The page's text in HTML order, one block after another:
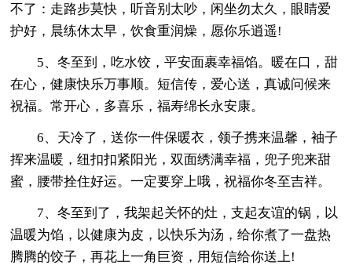
不了：走路步莫快，听音别太吵，闲坐勿太久，眼睛爱
护好，晨练休太早，饮食重润燥，愿你乐逍遥!
5、冬至到，吃水饺，平安面裹幸福馅。暖在口，甜
在心，健康快乐万事顺。短信传，爱心送，真诚问候来
祝福。常开心，多喜乐，福寿绵长永安康。
6、天冷了，送你一件保暖衣，领子携来温馨，袖子
挥来温暖，纽扣扣紧阳光，双面绣满幸福，兜子兜来甜
蜜，腰带拴住好运。一定要穿上哦，祝福你冬至吉祥。
7、冬至到了，我架起关怀的灶，支起友谊的锅，以
温暖为馅，以健康为皮，以快乐为汤，给你煮了一盘热
腾腾的饺子，再花上一角巨资，用短信给你送上!